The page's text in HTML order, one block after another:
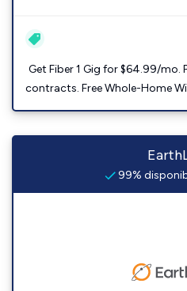
Get Fiber 1 Gig for $64.99/mo.
contracts. Free Whole-Home
99%